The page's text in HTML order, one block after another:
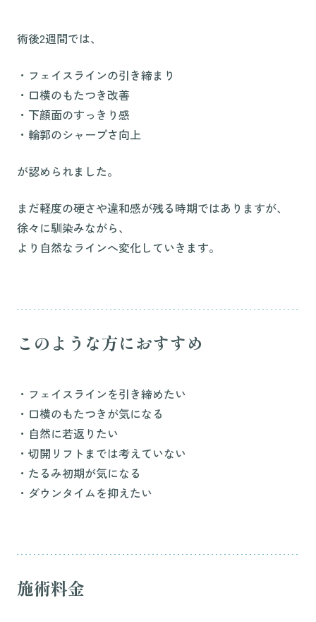
術後2週間では、
・フェイスラインの引き締まり
・口横のもたつき改善
・下顔面のすっきり感
・輪郭のシャープさ向上
が認められました。
まだ軽度の硬さや違和感が残る時期ではありますが、
徐々に馴染みながら、
より自然なラインへ変化していきます。
このような方におすすめ
・フェイスラインを引き締めたい
・口横のもたつきが気になる
・自然に若返りたい
・切開リフトまでは考えていない
・たるみ初期が気になる
・ダウンタイムを抑えたい
施術料金